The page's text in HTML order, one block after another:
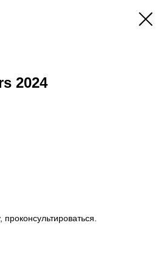
2024
проконсультироваться.